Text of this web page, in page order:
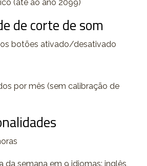
(até ao ano 2099)
de corte de som
botões ativado/desativado
por mês (sem calibração de
da semana em 9 idiomas: inglês,